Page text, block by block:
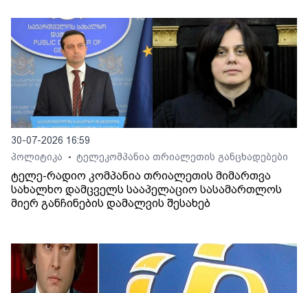
30-07-2026 16:59
პოლიტიკა
• ტელეკომპანია თრიალეთის განცხადებები
ტელე-რადიო კომპანია თრიალეთის მიმართვა
სახალხო დამცველს სააპელაციო სასამართლოს
მიერ განჩინების დამალვის შესახებ